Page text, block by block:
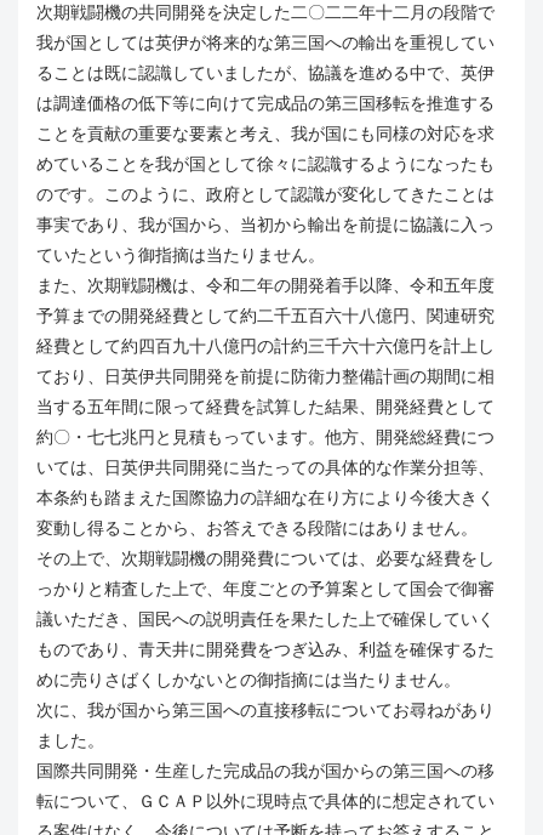
次期戦闘機の共同開発を決定した二〇二二年十二月の段階で
我が国としては英伊が将来的な第三国への輸出を重視してい
ることは既に認識していましたが、協議を進める中で、英伊
は調達価格の低下等に向けて完成品の第三国移転を推進する
ことを貢献の重要な要素と考え、我が国にも同様の対応を求
めていることを我が国として徐々に認識するようになったも
のです。このように、政府として認識が変化してきたことは
事実であり、我が国から、当初から輸出を前提に協議に入っ
ていたという御指摘は当たりません。
また、次期戦闘機は、令和二年の開発着手以降、令和五年度
予算までの開発経費として約二千五百六十八億円、関連研究
経費として約四百九十八億円の計約三千六十六億円を計上し
ており、日英伊共同開発を前提に防衛力整備計画の期間に相
当する五年間に限って経費を試算した結果、開発経費として
約〇・七七兆円と見積もっています。他方、開発総経費につ
いては、日英伊共同開発に当たっての具体的な作業分担等、
本条約も踏まえた国際協力の詳細な在り方により今後大きく
変動し得ることから、お答えできる段階にはありません。
その上で、次期戦闘機の開発費については、必要な経費をし
っかりと精査した上で、年度ごとの予算案として国会で御審
議いただき、国民への説明責任を果たした上で確保していく
ものであり、青天井に開発費をつぎ込み、利益を確保するた
めに売りさばくしかないとの御指摘には当たりません。
次に、我が国から第三国への直接移転についてお尋ねがあり
ました。
国際共同開発・生産した完成品の我が国からの第三国への移
転について、ＧＣＡＰ以外に現時点で具体的に想定されてい